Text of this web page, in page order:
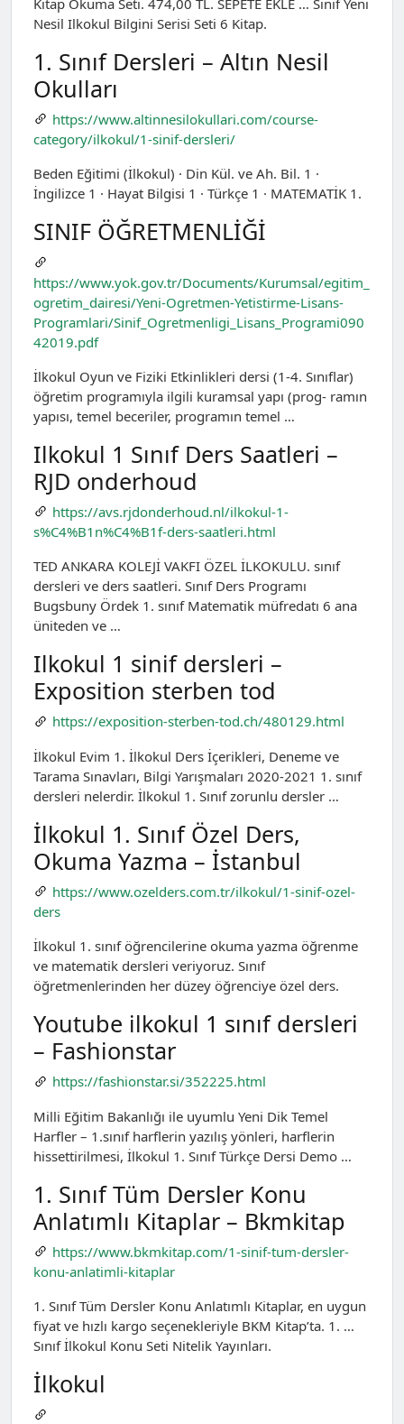
Nesil Ilkokul Bilgini Serisi Seti 6 Kitap.
1. Sınıf Dersleri – Altın Nesil
Okulları
https://www.altinnesilokullari.com/course-
category/ilkokul/1-sinif-dersleri/
Beden Eğitimi (İlkokul) · Din Kül. ve Ah. Bil. 1 ·
İngilizce 1 · Hayat Bilgisi 1 · Türkçe 1 · MATEMATİK 1.
SINIF ÖĞRETMENLİĞİ
https://www.yok.gov.tr/Documents/Kurumsal/egitim_
ogretim_dairesi/Yeni-Ogretmen-Yetistirme-Lisans-
Programlari/Sinif_Ogretmenligi_Lisans_Programi090
42019.pdf
İlkokul Oyun ve Fiziki Etkinlikleri dersi (1-4. Sınıflar)
öğretim programıyla ilgili kuramsal yapı (prog- ramın
yapısı, temel beceriler, programın temel …
Ilkokul 1 Sınıf Ders Saatleri –
RJD onderhoud
https://avs.rjdonderhoud.nl/ilkokul-1-
s%C4%B1n%C4%B1f-ders-saatleri.html
TED ANKARA KOLEJİ VAKFI ÖZEL İLKOKULU. sınıf
dersleri ve ders saatleri. Sınıf Ders Programı
Bugsbuny Ördek 1. sınıf Matematik müfredatı 6 ana
üniteden ve …
Ilkokul 1 sinif dersleri –
Exposition sterben tod
https://exposition-sterben-tod.ch/480129.html
İlkokul Evim 1. İlkokul Ders İçerikleri, Deneme ve
Tarama Sınavları, Bilgi Yarışmaları 2020-2021 1. sınıf
dersleri nelerdir. İlkokul 1. Sınıf zorunlu dersler …
İlkokul 1. Sınıf Özel Ders,
Okuma Yazma – İstanbul
https://www.ozelders.com.tr/ilkokul/1-sinif-ozel-
ders
İlkokul 1. sınıf öğrencilerine okuma yazma öğrenme
ve matematik dersleri veriyoruz. Sınıf
öğretmenlerinden her düzey öğrenciye özel ders.
Youtube ilkokul 1 sınıf dersleri
– Fashionstar
https://fashionstar.si/352225.html
Milli Eğitim Bakanlığı ile uyumlu Yeni Dik Temel
Harfler – 1.sınıf harflerin yazılış yönleri, harflerin
hissettirilmesi, İlkokul 1. Sınıf Türkçe Dersi Demo …
1. Sınıf Tüm Dersler Konu
Anlatımlı Kitaplar – Bkmkitap
https://www.bkmkitap.com/1-sinif-tum-dersler-
konu-anlatimli-kitaplar
1. Sınıf Tüm Dersler Konu Anlatımlı Kitaplar, en uygun
fiyat ve hızlı kargo seçenekleriyle BKM Kitap’ta. 1. …
Sınıf İlkokul Konu Seti Nitelik Yayınları.
İlkokul